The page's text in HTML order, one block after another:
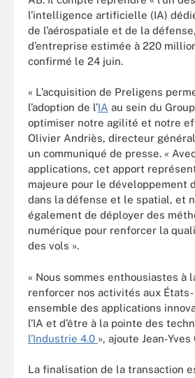
l’intelligence artificielle (IA)
de l’aérospatiale et de la
d’entreprise estimée à 220
confirmé le 24 juin.
« L’acquisition de Preligens
l’adoption de l’IA au sein du
optimiser notre agilité et notre
Olivier Andriès, directeur
un communiqué de presse. «
applications, cet apport
majeure pour le développement
dans la défense et le spatial, et
également de déployer des
numérique pour renforcer la
des vols ».
« Nous sommes enthousiastes à
renforcer nos activités aux
ensemble des applications
l’IA et d’être à la pointe des
l’Industrie 4.0 », ajoute Jean-Yves
La finalisation de la transaction